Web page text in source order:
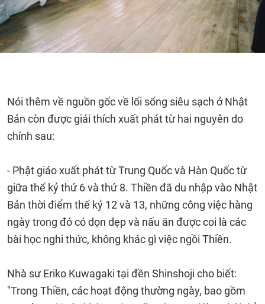
Nói thêm về nguồn gốc về lối sống siêu sạch ở Nhật
Bản còn được giải thích xuất phát từ hai nguyên do
chính sau:
- Phật giáo xuất phát từ Trung Quốc và Hàn Quốc từ
giữa thế kỷ thứ 6 và thứ 8. Thiền đã du nhập vào Nhật
Bản thời điểm thế kỷ 12 và 13, những công việc hàng
ngày trong đó có dọn dẹp và nấu ăn được coi là các
bài học nghi thức, không khác gì việc ngồi Thiền.
Nhà sư Eriko Kuwagaki tại đền Shinshoji cho biết:
"Trong Thiền, các hoạt động thường ngày, bao gồm